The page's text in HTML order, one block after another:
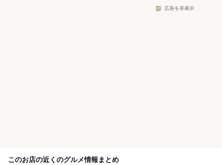
広告を非表示
このお店の近くのグルメ情報まとめ